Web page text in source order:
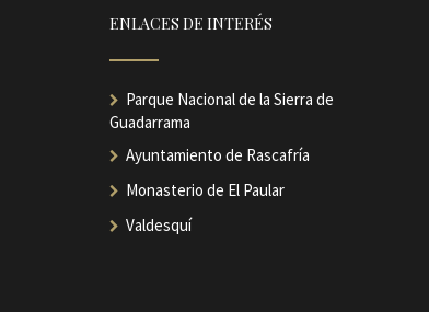
ENLACES DE INTERÉS
Parque Nacional de la Sierra de
Guadarrama
Ayuntamiento de Rascafría
Monasterio de El Paular
Valdesquí